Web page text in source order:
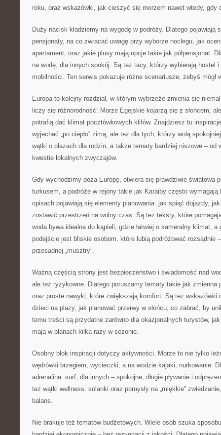
roku, oraz wskazówki, jak cieszyć się morzem nawet wtedy, gdy
Duży nacisk kładziemy na wygodę w podróży. Dlatego
pensjonaty, na co zwracać uwagę przy wyborze noclegu, jak
apartament, oraz jakie plusy mają opcje takie jak półpensjonat.
na wodę, dla innych spokój. Są też tacy, którzy wybierają hostel
mobilności. Ten serwis pokazuje różne scenariusze, żebyś mógł
Europa to kolejny rozdział, w którym wybrzeże zmienia się
liczy się różnorodność: Morze Egejskie kojarzą się z słońcem,
potrafią dać klimat pocztówkowych klifów. Znajdziesz tu
wyjechać „po ciepło” zimą, ale też dla tych, którzy wolą
wątki o plażach dla rodzin, a także tematy bardziej niszowe – od
kwestie lokalnych zwyczajów.
Gdy wychodzimy poza Europę, otwiera się prawdziwie światowa
turkusem, a podróże w rejony takie jak Karaiby często
opisach pojawiają się elementy planowania: jak spiąć dojazdy,
zostawić przestrzeń na wolny czas. Są też teksty, które
woda bywa idealna do kąpieli, gdzie łatwiej o kameralny klimat,
podejście jest bliskie osobom, które lubią podróżować rozsądnie
przesadnej „musztry”.
Ważną częścią strony jest bezpieczeństwo i świadomość nad
ale też ryzykowne. Dlatego poruszamy tematy takie jak zmienna
oraz proste nawyki, które zwiększają komfort. Są też wskazówki
dzieci na plaży, jak planować przerwy w słońcu, co zabrać, by
temu treści są przydatne zarówno dla okazjonalnych turystów,
mają w planach kilka razy w sezonie.
Osobny blok inspiracji dotyczy aktywności. Morze to nie tylko
wędrówki brzegiem, wycieczki, a na wodzie kajaki, nurkowanie.
adrenalina: surf, dla innych – spokojne, długie pływanie i
też wątki wellness: solanki oraz pomysły na „miękkie”
balans.
Nie brakuje też tematów budżetowych. Wiele osób szuka